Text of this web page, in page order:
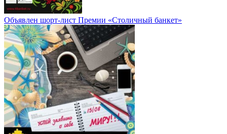
Объявлен шорт-лист Премии «Столичный банкет»